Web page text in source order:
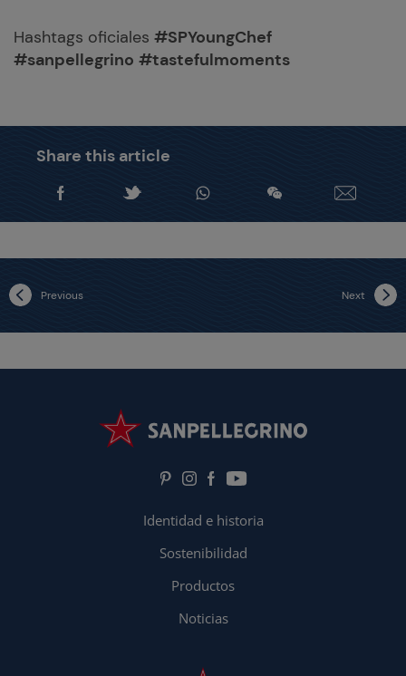
Hashtags oficiales #SPYoungChef
#sanpellegrino #tastefulmoments
Share this article
Previous Next
Identidad e historia
Sostenibilidad
Productos
Noticias